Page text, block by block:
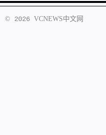
© 2026 VCNEWS中文网